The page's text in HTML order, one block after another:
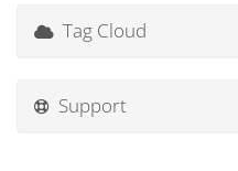
Tag Cloud
Support